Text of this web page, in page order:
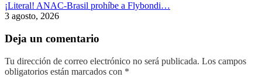
¡Literal! ANAC-Brasil prohíbe a Flybondi…
3 agosto, 2026
Deja un comentario
Tu dirección de correo electrónico no será publicada. Los campos
obligatorios están marcados con *